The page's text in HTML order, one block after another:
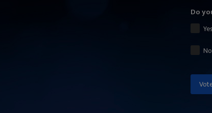
Do
Yes
No